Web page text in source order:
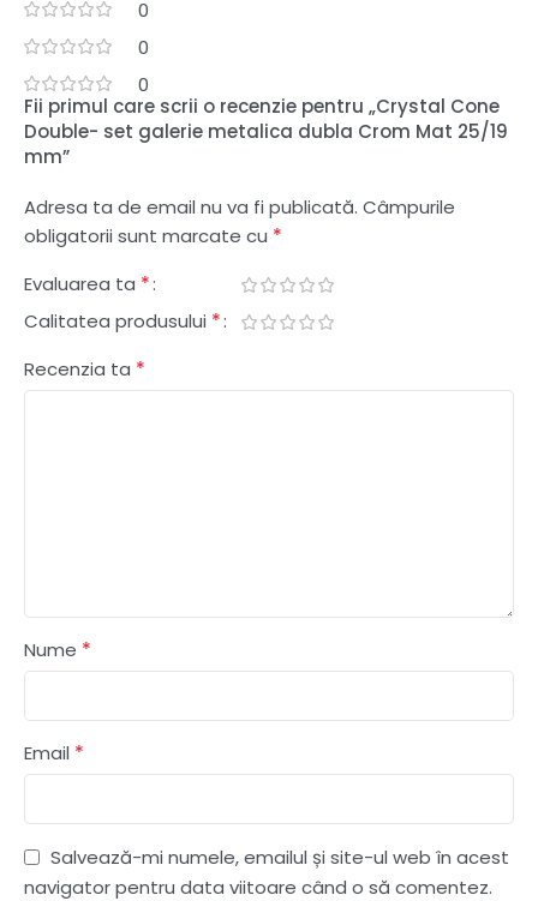
0
0
0
Fii primul care scrii o recenzie pentru „Crystal Cone
Double- set galerie metalica dubla Crom Mat 25/19
mm”
Adresa ta de email nu va fi publicată. Câmpurile
obligatorii sunt marcate cu *
Evaluarea ta *
Calitatea produsului *
Recenzia ta *
Nume *
Email *
Salvează-mi numele, emailul și site-ul web în acest
navigator pentru data viitoare când o să comentez.